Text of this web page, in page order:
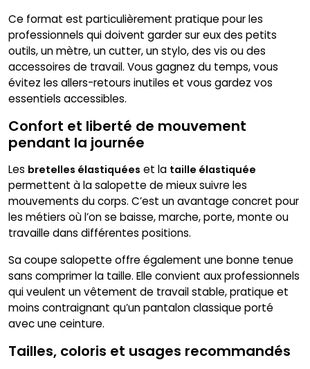
Ce format est particulièrement pratique pour les
professionnels qui doivent garder sur eux des petits
outils, un mètre, un cutter, un stylo, des vis ou des
accessoires de travail. Vous gagnez du temps, vous
évitez les allers-retours inutiles et vous gardez vos
essentiels accessibles.
Confort et liberté de mouvement
pendant la journée
Les bretelles élastiquées et la taille élastiquée
permettent à la salopette de mieux suivre les
mouvements du corps. C’est un avantage concret pour
les métiers où l’on se baisse, marche, porte, monte ou
travaille dans différentes positions.
Sa coupe salopette offre également une bonne tenue
sans comprimer la taille. Elle convient aux professionnels
qui veulent un vêtement de travail stable, pratique et
moins contraignant qu’un pantalon classique porté
avec une ceinture.
Tailles, coloris et usages recommandés